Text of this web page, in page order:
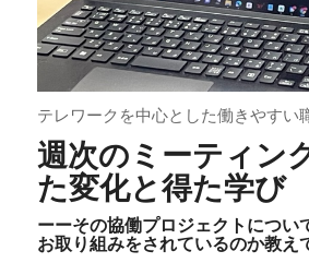
テレワークを中心とした働きやすい
週次のミーティン
た変化と得た学び
ーーその協働プロジェクトについ
お取り組みをされているのか教え